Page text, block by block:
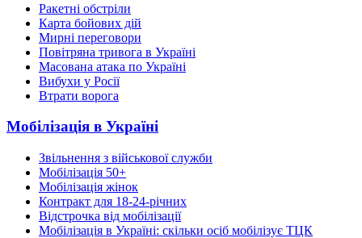
Ракетні обстріли
Карта бойових дій
Мирні переговори
Повітряна тривога в Україні
Масована атака по Україні
Вибухи у Росії
Втрати ворога
Мобілізація в Україні
Звільнення з військової служби
Мобілізація 50+
Мобілізація жінок
Контракт для 18-24-річних
Відстрочка від мобілізації
Мобілізація в Україні: скільки осіб мобілізує ТЦК